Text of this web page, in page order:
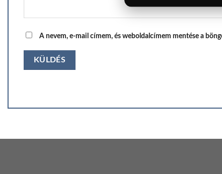
A nevem, e-mail címem, és weboldalcímem mentése a